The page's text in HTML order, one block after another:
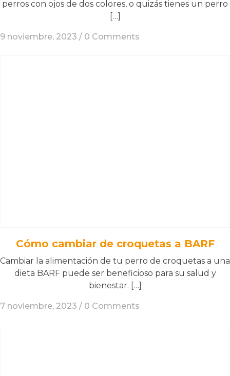
perros con ojos de dos colores, o quizás tienes un perro
[…]
9 noviembre, 2023 / 0 Comments
Cómo cambiar de croquetas a BARF
Cambiar la alimentación de tu perro de croquetas a una
dieta BARF puede ser beneficioso para su salud y
bienestar. […]
7 noviembre, 2023 / 0 Comments